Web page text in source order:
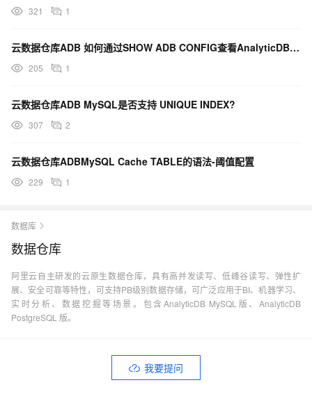
321 1
云数据仓库ADB 如何通过SHOW ADB CONFIG查看AnalyticDB MySQL配置项？
205 1
云数据仓库ADB MySQL是否支持 UNIQUE INDEX?
307 2
云数据仓库ADBMySQL Cache TABLE的语法-阈值配置
229 1
数据库
数据仓库
阿里云自主研发的云原生数据仓库，具有高并发读写、低峰谷读写、弹性扩
展、安全可靠等特性，可支持PB级别数据存储，可广泛应用于BI、机器学习、
实时分析、数据挖掘等场景。包含AnalyticDB MySQL版、AnalyticDB
PostgreSQL 版。
我要提问